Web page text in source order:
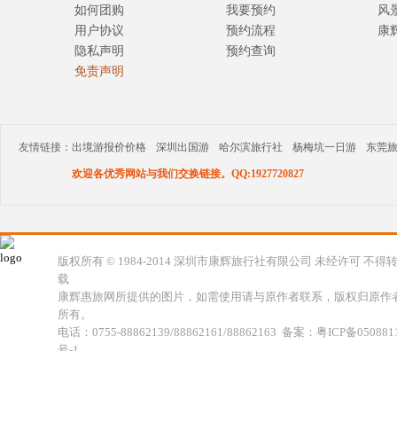
如何团购
用户协议
隐私声明
免责声明
我要预约
预约流程
预约查询
风
康
友情链接： 出境游报价价格 深圳出国游 哈尔滨旅行社 杨梅坑一日游 东莞
欢迎各优秀网站与我们交换链接。QQ:1927720827
版权所有 © 1984-2014 深圳市康辉旅行社有限公司 未经许可 不得转
载
康辉惠旅网所提供的图片，如需使用请与原作者联系，版权归原作
所有。
电话：0755-88862139/88862161/88862163 备案：粤ICP备
号-1